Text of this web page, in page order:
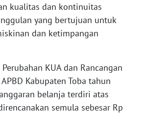
kualitas dan kontinuitas
yang bertujuan untuk
dan ketimpangan
KUA dan Rancangan
APBD Kabupaten Toba tahun
belanja terdiri atas
semula sebesar Rp